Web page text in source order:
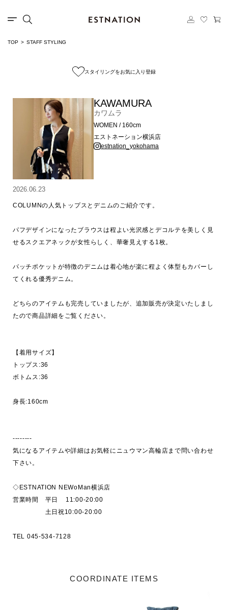
TOP STAFF STYLING
スタイリングをお気に入り登録
KAWAMURA
カワムラ
WOMEN / 160cm
エストネーション横浜店
estnation_yokohama
2026.06.23
COLUMNの人気トップスとデニムのご紹介です。
パフデザインになったブラウスは程よい光沢感とデコルテを美しく見
せるスクエアネックが女性らしく、華奢見えする1枚。
パッチポケットが特徴のデニムは着心地が楽に程よく体型もカバーし
てくれる優秀デニム。
どちらのアイテムも完売していましたが、追加販売が決定いたしまし
たので商品詳細をご覧ください。
【着用サイズ】
トップス:36
ボトムス:36
身長:160cm
--------
気になるアイテムや詳細はお気軽にニュウマン高輪店まで問い合わせ
下さい。
◇ESTNATION NEWoMan横浜店
営業時間　平日    11:00-20:00
土日祝10:00-20:00
COORDINATE ITEMS